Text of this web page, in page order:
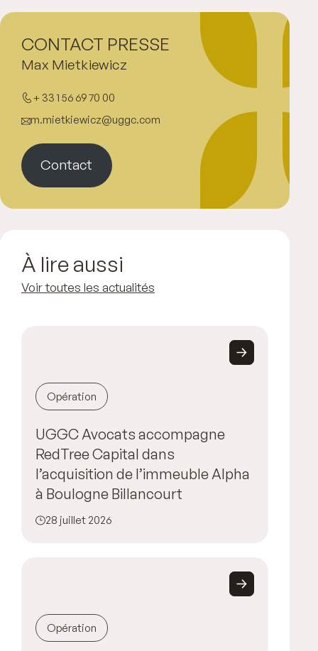
Max Mietkiewicz
+ 33 1 56 69 70 00
m.mietkiewicz@uggc.com
Contact
CONTACT PRESSE
À lire aussi
Voir toutes les actualités
Opération
UGGC Avocats accompagne
RedTree Capital dans
l’acquisition de l’immeuble Alpha
à Boulogne Billancourt
28 juillet 2026
Opération